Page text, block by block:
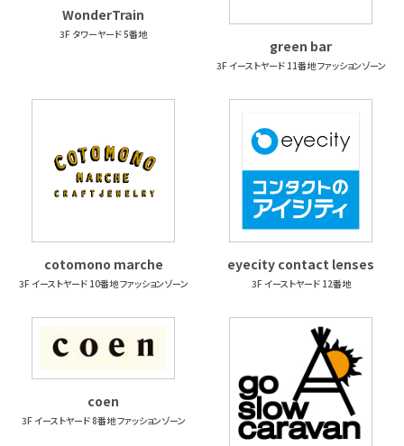
WonderTrain
3F タワーヤード 5番地
green bar
3F イーストヤード 11番地 ファッションゾーン
cotomono marche
3F イーストヤード 10番地 ファッションゾーン
eyecity contact lenses
3F イーストヤード 12番地
coen
3F イーストヤード 8番地 ファッションゾーン